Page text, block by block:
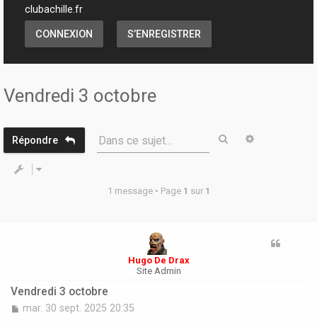
clubachille.fr
CONNEXION S’ENREGISTRER
Vendredi 3 octobre
Répondre Dans ce sujet… Rechercher
1 message • Page 1 sur 1
Hugo De Drax
Site Admin
Vendredi 3 octobre
M
mar. 30 sept. 2025 20:35